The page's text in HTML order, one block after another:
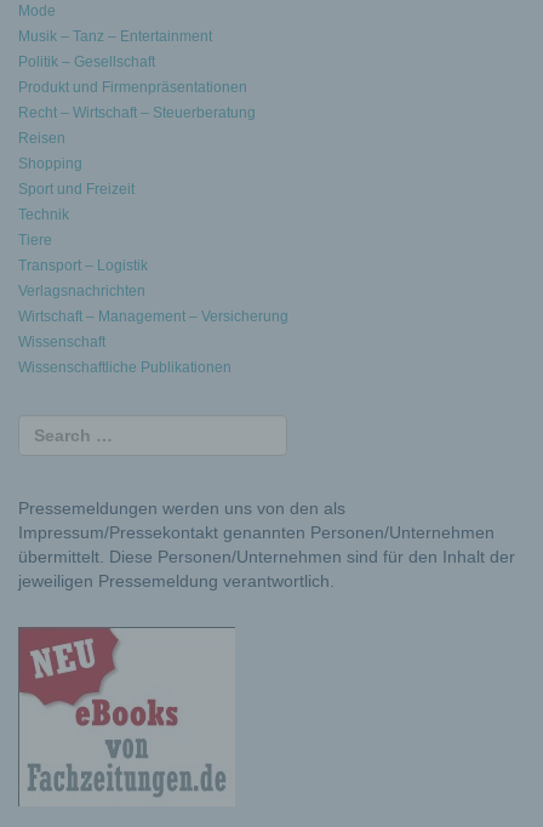
Mode
Musik – Tanz – Entertainment
Politik – Gesellschaft
Produkt und Firmenpräsentationen
Recht – Wirtschaft – Steuerberatung
Reisen
Shopping
Sport und Freizeit
Technik
Tiere
Transport – Logistik
Verlagsnachrichten
Wirtschaft – Management – Versicherung
Wissenschaft
Wissenschaftliche Publikationen
Pressemeldungen werden uns von den als
Impressum/Pressekontakt genannten Personen/Unternehmen
übermittelt. Diese Personen/Unternehmen sind für den Inhalt der
jeweiligen Pressemeldung verantwortlich.